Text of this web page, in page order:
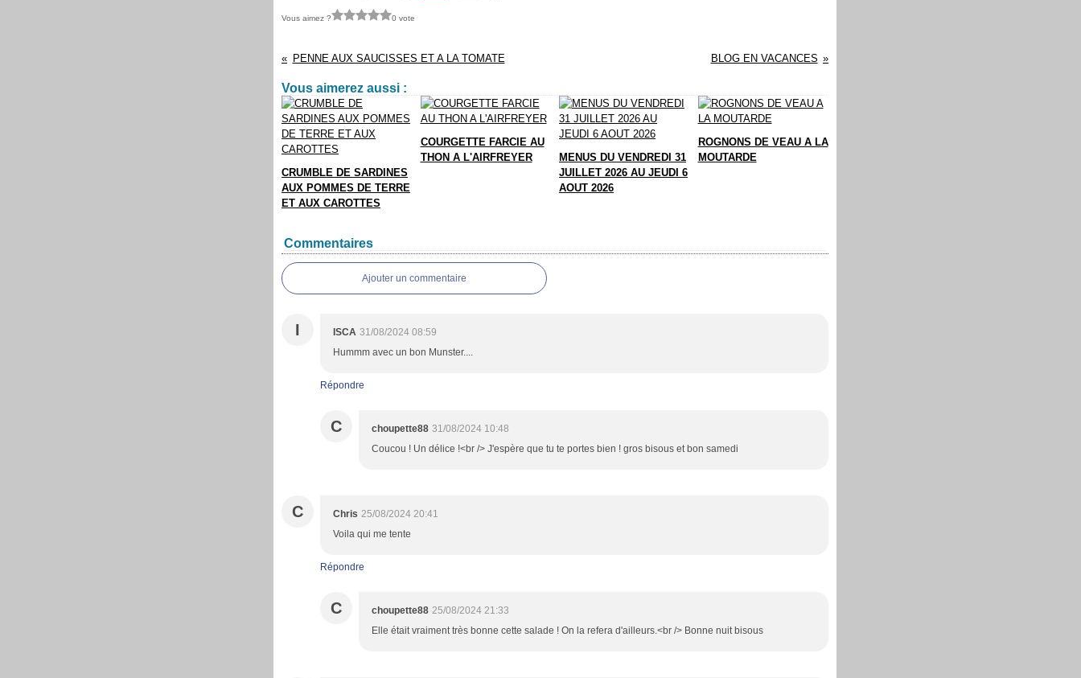
Vous aimez ? 0 vote
PENNE AUX SAUCISSES ET A LA TOMATE BLOG EN VACANCES
Vous aimerez aussi :
CRUMBLE DE SARDINES
AUX POMMES DE TERRE
ET AUX CAROTTES
COURGETTE FARCIE AU
THON A L'AIRFREYER
MENUS DU VENDREDI 31
JUILLET 2026 AU JEUDI 6
AOUT 2026
ROGNONS DE VEAU A LA
MOUTARDE
Commentaires
Ajouter un commentaire
I ISCA 31/08/2024 08:59
Hummm avec un bon Munster....
Répondre
C choupette88 31/08/2024 10:48
Coucou ! Un délice !<br /> J'espère que tu te portes bien ! gros bisous et bon samedi
C Chris 25/08/2024 20:41
Voila qui me tente
Répondre
C choupette88 25/08/2024 21:33
Elle était vraiment très bonne cette salade ! On la refera d'ailleurs.<br /> Bonne nuit bisous